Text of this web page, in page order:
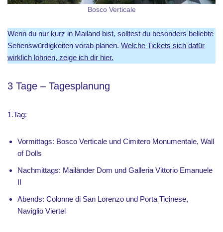
Bosco Verticale
Wenn du nur kurz in Mailand bist, solltest du besonders beliebte
Sehenswürdigkeiten vorab planen. Welche Tickets sich dafür
wirklich lohnen, zeige ich dir hier.
3 Tage – Tagesplanung
1.Tag:
Vormittags: Bosco Verticale und Cimitero Monumentale, Wall
of Dolls
Nachmittags: Mailänder Dom und Galleria Vittorio Emanuele
II
Abends: Colonne di San Lorenzo und Porta Ticinese,
Naviglio Viertel